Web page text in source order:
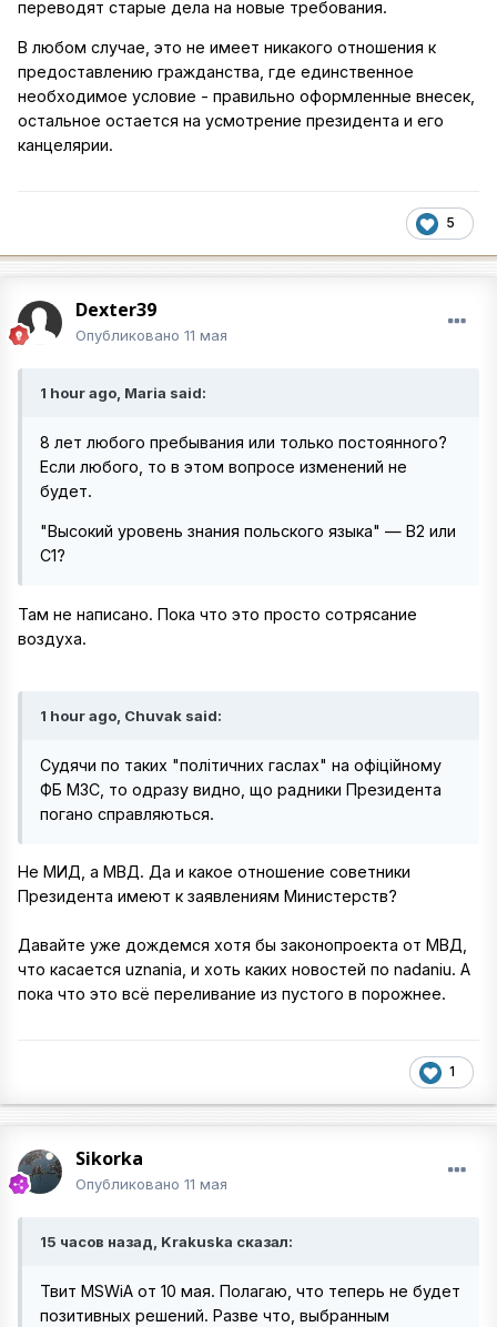
переводят старые дела на новые требования.
В любом случае, это не имеет никакого отношения к
предоставлению гражданства, где единственное
необходимое условие - правильно оформленные внесек,
остальное остается на усмотрение президента и его
канцелярии.
5
Dexter39
Опубликовано 11 мая
1 hour ago, Maria said:
8 лет любого пребывания или только постоянного?
Если любого, то в этом вопросе изменений не
будет.
"Высокий уровень знания польского языка" — B2 или
C1?
Там не написано. Пока что это просто сотрясание
воздуха.
1 hour ago, Chuvak said:
Судячи по таких "політичних гаслах" на офіційному
ФБ МЗС, то одразу видно, що радники Президента
погано справляються.
Не МИД, а МВД. Да и какое отношение советники
Президента имеют к заявлениям Министерств?
Давайте уже дождемся хотя бы законопроекта от МВД,
что касается uznania, и хоть каких новостей по nadaniu. А
пока что это всё переливание из пустого в порожнее.
1
Sikorka
Опубликовано 11 мая
15 часов назад, Krakuska сказал:
Твит MSWiA от 10 мая. Полагаю, что теперь не будет
позитивных решений. Разве что, выбранным